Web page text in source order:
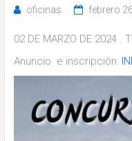
oficinas febrero
02 DE MARZO DE 2024 .
Anuncio e inscripción: